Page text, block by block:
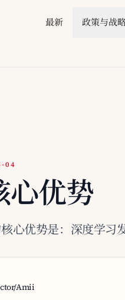
最新 政策与战
04
心优势
心优势是：深度学
Amii